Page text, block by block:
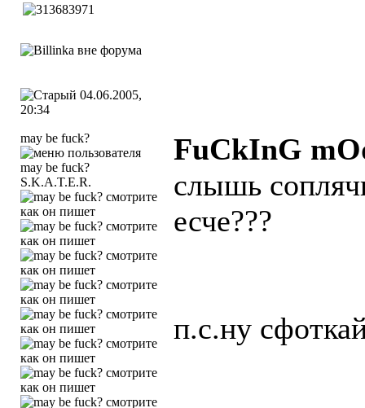
04.06.2005,
20:34
may be fuck?
S.K.A.T.E.R.
FuCkInG
слышь
есче???
п.с.ну